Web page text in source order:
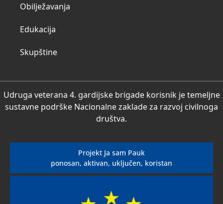
Obilježavanja
Edukacija
Skupštine
Udruga veterana 4. gardijske brigade korisnik je temeljne
sustavne podrške Nacionalne zaklade za razvoj civilnoga
društva.
Projekt Ja sam Pauk
ponosan, aktivan, uključen, koristan